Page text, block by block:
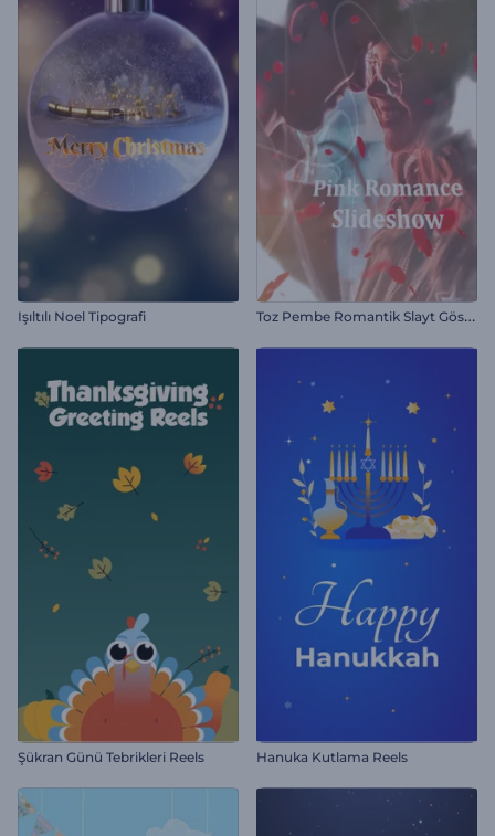
Işıltılı Noel Tipografi T
oz Pembe Romantik Slayt Gösterisi
Şükran Günü Tebrikleri Reels Hanuka Kutlama Reels